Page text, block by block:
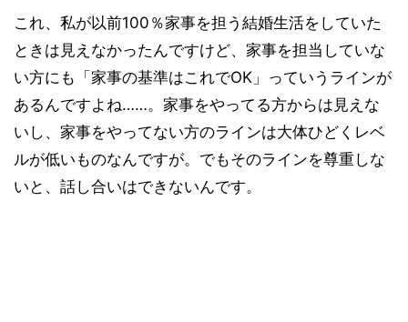
これ、私が以前100％家事を担う結婚生活をしていた
ときは見えなかったんですけど、家事を担当していな
い方にも「家事の基準はこれでOK」っていうラインが
あるんですよね……。家事をやってる方からは見えな
いし、家事をやってない方のラインは大体ひどくレベ
ルが低いものなんですが。でもそのラインを尊重しな
いと、話し合いはできないんです。